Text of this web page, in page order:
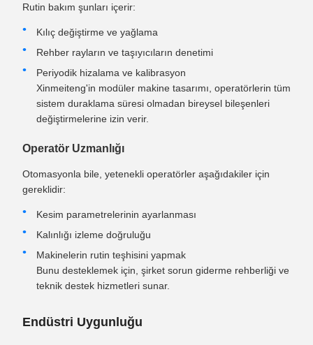
Rutin bakım şunları içerir:
Kılıç değiştirme ve yağlama
Rehber rayların ve taşıyıcıların denetimi
Periyodik hizalama ve kalibrasyon
Xinmeiteng'in modüler makine tasarımı, operatörlerin tüm
sistem duraklama süresi olmadan bireysel bileşenleri
değiştirmelerine izin verir.
Operatör Uzmanlığı
Otomasyonla bile, yetenekli operatörler aşağıdakiler için
gereklidir:
Kesim parametrelerinin ayarlanması
Kalınlığı izleme doğruluğu
Makinelerin rutin teşhisini yapmak
Bunu desteklemek için, şirket sorun giderme rehberliği ve
teknik destek hizmetleri sunar.
Endüstri Uygunluğu